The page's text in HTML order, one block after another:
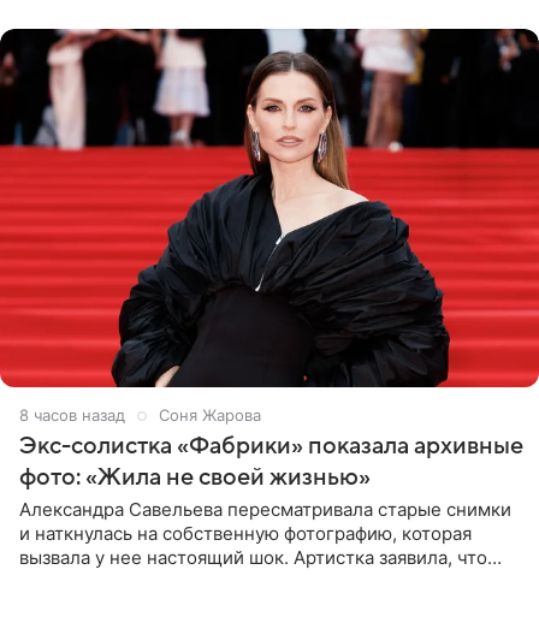
8 часов назад Соня Жарова
Экс-солистка «Фабрики» показала архивные
фото: «Жила не своей жизнью»
Александра Савельева пересматривала старые снимки
и наткнулась на собственную фотографию, которая
вызвала у нее настоящий шок. Артистка заявила, что